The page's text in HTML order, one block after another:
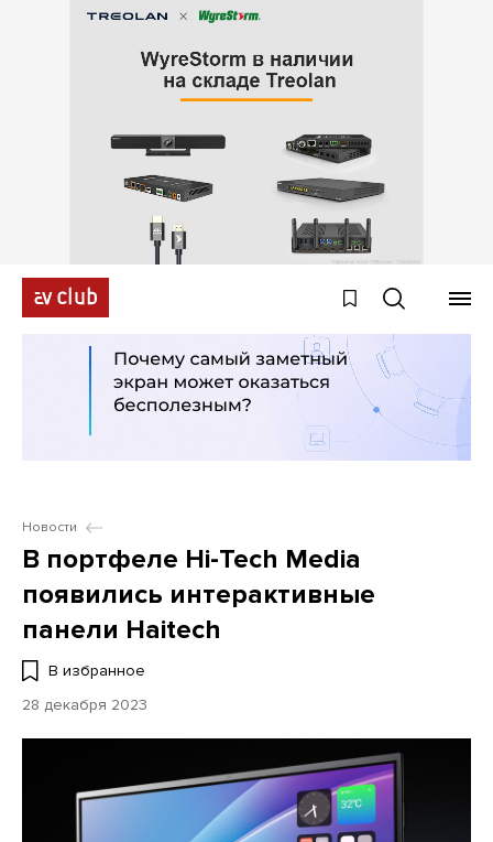
Новости
В портфеле Hi-Tech Media
появились интерактивные
панели Haitech
В избранное
28 декабря 2023